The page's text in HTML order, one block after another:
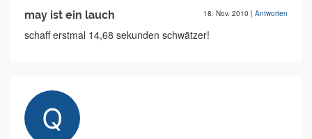
may ist ein lauch 18. Nov. 2010 | Antworten
schaff erstmal 14,68 sekunden schwätzer!